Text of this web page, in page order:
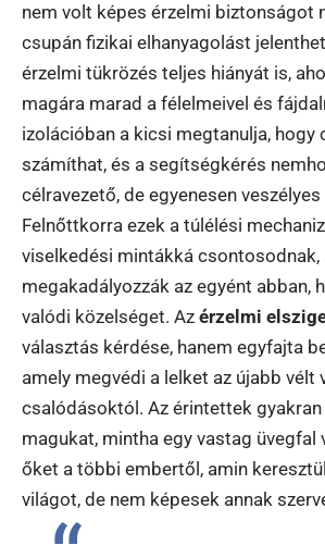
nem volt képes érzelmi biztonságot
csupán fizikai elhanyagolást
érzelmi tükrözés teljes hiányát is,
magára marad a félelmeivel és
izolációban a kicsi megtanulja, hogy
számíthat, és a segítségkérés
célravezető, de egyenesen
Felnőttkorra ezek a túlélési
viselkedési mintákká csontosodnak,
megakadályozzák az egyént abban,
valódi közelséget. Az érzelmi
választás kérdése, hanem egyfajta
amely megvédi a lelket az újabb vélt
csalódásoktól. Az érintettek gyakran
magukat, mintha egy vastag üvegfal
őket a többi embertől, amin
világot, de nem képesek annak